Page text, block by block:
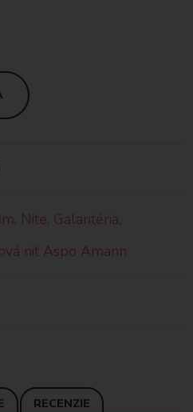
, Nite, Galantéria,
niť Aspo Amann
RECENZIE